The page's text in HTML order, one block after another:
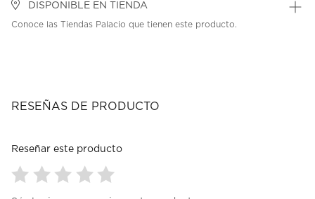
DISPONIBLE EN TIENDA
Conoce las Tiendas Palacio que tienen este producto.
RESEÑAS DE PRODUCTO
Reseñar este producto